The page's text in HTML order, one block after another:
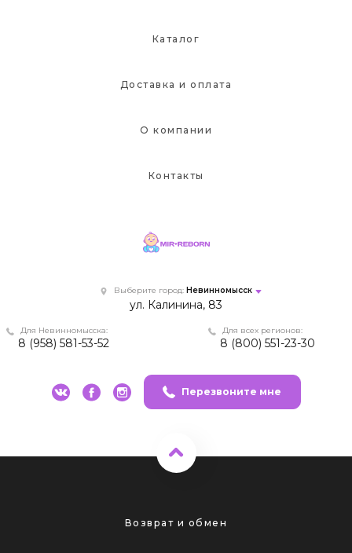
Каталог
Доставка и оплата
О компании
Контакты
Выберите город: Невинномысск
ул. Калинина, 83
Для всех регионов:
8 (800) 551-23-30
Для Невинномысска:
8 (958) 581-53-52
Перезвоните мне
Возврат и обмен